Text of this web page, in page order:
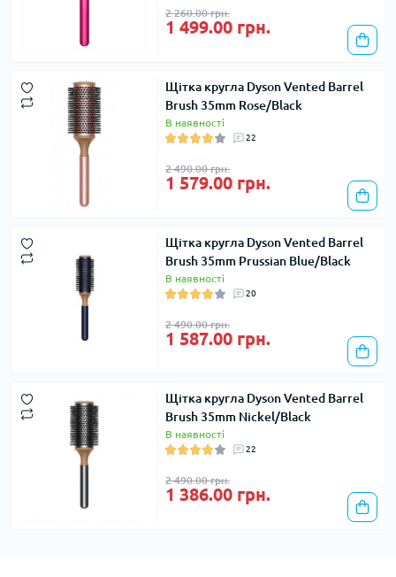
2 260.00 грн.
1 499.00 грн.
Щітка кругла Dyson Vented Barrel
Brush 35mm Rose/Black
В наявності
22
2 490.00 грн.
1 579.00 грн.
Щітка кругла Dyson Vented Barrel
Brush 35mm Prussian Blue/Black
В наявності
20
2 490.00 грн.
1 587.00 грн.
Щітка кругла Dyson Vented Barrel
Brush 35mm Nickel/Black
В наявності
22
2 490.00 грн.
1 386.00 грн.